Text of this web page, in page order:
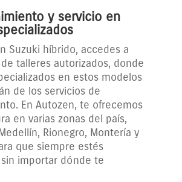
y servicio en
Suzuki híbrido, accedes a
talleres autorizados, donde
en estos modelos
de los servicios de
En Autozen, te ofrecemos
en varias zonas del país,
Rionegro, Montería y
que siempre estés
importar dónde te